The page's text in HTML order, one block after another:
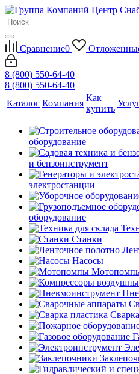
Сравнение0
8 (800) 550-64-40
8 (800) 550-64-40
Каталог Компания
Как
купить
оборудование
и бензоинструмент
электростанции
оборудование
Станки
Насосы